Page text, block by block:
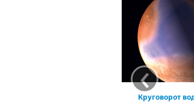
Круговорот
‹